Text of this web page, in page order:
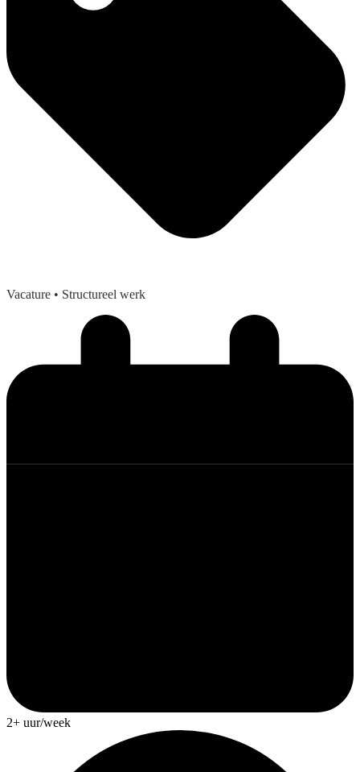
Vacature • Structureel werk
2+ uur/week